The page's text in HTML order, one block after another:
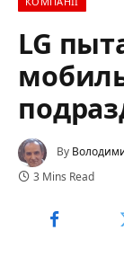
LG
By
3 Mins Read